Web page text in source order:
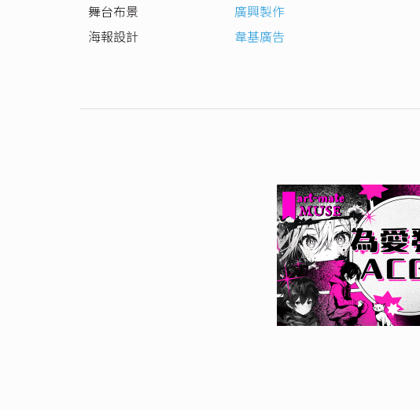
舞台布景
廣興製作
海報設計
韋基廣告